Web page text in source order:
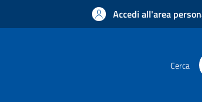
Accedi all'area
Cerca